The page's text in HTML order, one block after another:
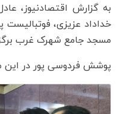
به گزارش اقتصادنیوز،
خداداد عزیزی،
مسجد جامع شهرک غرب
پوشش فردوسی پور در این